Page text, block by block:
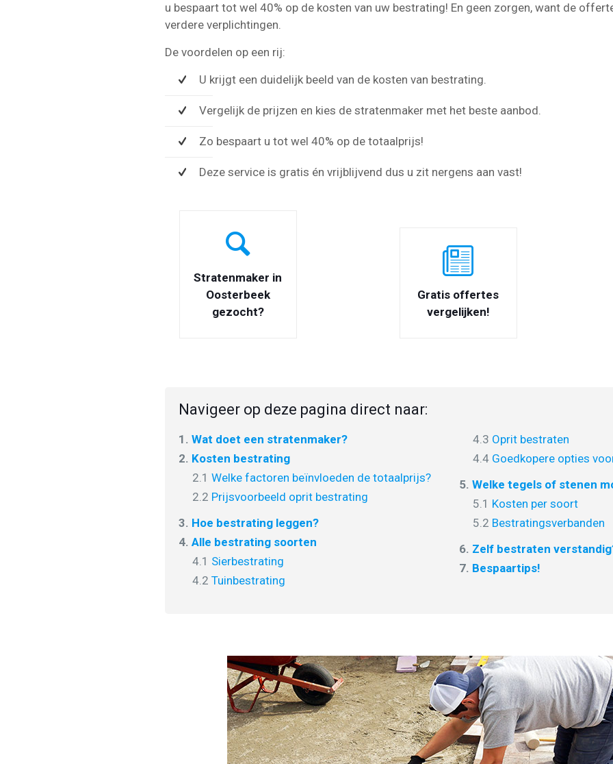
u bespaart tot wel 40% op de kosten van uw bestrating! En geen zorgen, want de
verdere verplichtingen.
De voordelen op een rij:
U krijgt een duidelijk beeld van de kosten van bestrating.
Vergelijk de prijzen en kies de stratenmaker met het beste aanbod.
Zo bespaart u tot wel 40% op de totaalprijs!
Deze service is gratis én vrijblijvend dus u zit nergens aan vast!
Stratenmaker in
Oosterbeek
gezocht?
Gratis offertes
vergelijken!
Navigeer op deze pagina direct naar:
1. Wat doet een stratenmaker?
2. Kosten bestrating
2.1 Welke factoren beïnvloeden de totaalprijs?
2.2 Prijsvoorbeeld oprit bestrating
3. Hoe bestrating leggen?
4. Alle bestrating soorten
4.1 Sierbestrating
4.2 Tuinbestrating
4.3 Oprit bestraten
4.4 Goedkopere opties
5. Welke tegels of stenen
5.1 Kosten per soort
5.2 Bestratingsverbanden
6. Zelf bestraten
7. Bespaartips!